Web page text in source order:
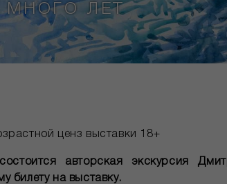
ЛЕТ
ценз выставки 18+
авторская экскурсия
билету на выставку.